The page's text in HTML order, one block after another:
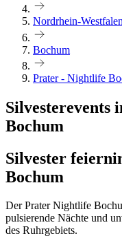
Nordrhein-Westfalen
Bochum
Prater - Nightlife
Silvesterevents
Bochum
Silvester feiern
Bochum
Der Prater Nightlife
pulsierende Nächte und
des Ruhrgebiets.